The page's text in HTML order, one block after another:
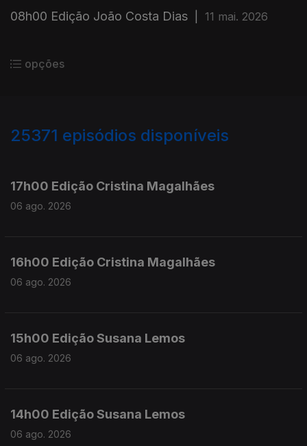
08h00 Edição João Costa Dias 11 mai. 2026
opções
25371 episódios disponíveis
17h00 Edição Cristina Magalhães
06 ago. 2026
16h00 Edição Cristina Magalhães
06 ago. 2026
15h00 Edição Susana Lemos
06 ago. 2026
14h00 Edição Susana Lemos
06 ago. 2026